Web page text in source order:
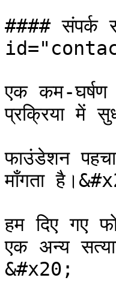
####
एक कम-घर्षण
प्रक्रिया में
फाउंडेशन
माँगता
हम दिए गए
एक अन्य
&#x20;